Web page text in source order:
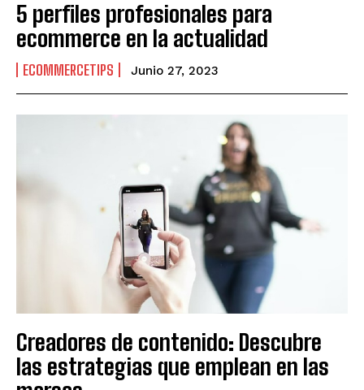
5 perfiles profesionales para
ecommerce en la actualidad
ECOMMERCETIPS Junio 27, 2023
Creadores de contenido: Descubre
las estrategias que emplean en las